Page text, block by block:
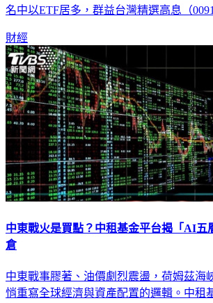
名中以ETF居多，群益台灣精選高息（
財經
中東戰火是買點？中租基金平台揭「AI五
倉
中東戰事膠著、油價劇烈震盪，荷姆茲海
悄重寫全球經濟與資產配置的邏輯。中租